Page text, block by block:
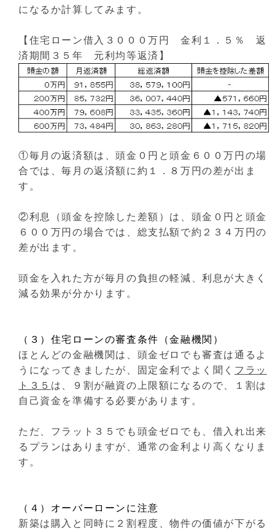
になるか計算してみます。
【住宅ローン借入３０００万円 金利１．５％ 返
済期間３５年 元利均等返済】
①毎月の返済額は、頭金０円と頭金６００万円の場
合では、毎月の返済額に約１．８万円の差が出ま
す。
②利息（頭金を控除した差額）は、頭金０円と頭金
６００万円の場合では、総支払額で約２３４万円の
差が出ます。
頭金を入れた方が毎月の負担の軽減、利息が大きく
減る効果が分かります。
（３）住宅ローンの審査条件（金融機関）
ほとんどの金融機関は、頭金ゼロでも審査は通るよ
うになってきましたが、固定金利でよく聞く フラッ
ト３５ は、９割が融資の上限額になるので、１割は
自己資金を準備する必要があります。
ただ、フラット３５でも頭金ゼロでも、借入れ出来
るプランはありますが、通常の金利より高くなりま
す。
（４）オーバーローンに注意
新築は購入と同時に２割程度、物件の価値が下がる